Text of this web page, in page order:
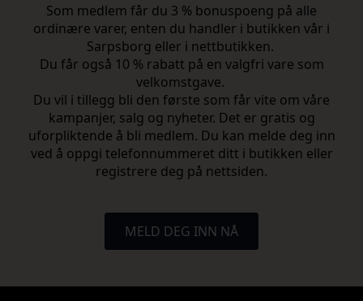
Som medlem får du 3 % bonuspoeng på alle
ordinære varer, enten du handler i butikken vår i
Sarpsborg eller i nettbutikken.
Du får også 10 % rabatt på en valgfri vare som
velkomstgave.
Du vil i tillegg bli den første som får vite om våre
kampanjer, salg og nyheter. Det er gratis og
uforpliktende å bli medlem. Du kan melde deg inn
ved å oppgi telefonnummeret ditt i butikken eller
registrere deg på nettsiden.
MELD DEG INN NÅ